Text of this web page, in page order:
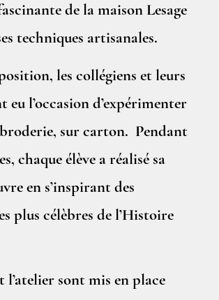
de la maison Lesage
techniques artisanales.
les collégiens et leurs
eu l’occasion d’expérimenter
broderie, sur carton. Pendant
chaque élève a réalisé sa
en s’inspirant des
plus célèbres de l’Histoire
l’atelier sont mis en place